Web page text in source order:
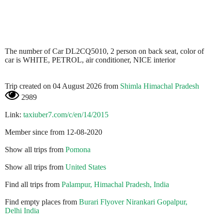
The number of Car DL2CQ5010, 2 person on back seat, color of
car is WHITE, PETROL, air conditioner, NICE interior
Trip created on 04 August 2026 from Shimla Himachal Pradesh
2989
Link: taxiuber7.com/c/en/14/2015
Member since from 12-08-2020
Show all trips from Pomona
Show all trips from United States
Find all trips from Palampur, Himachal Pradesh, India
Find empty places from Burari Flyover Nirankari Gopalpur,
Delhi India